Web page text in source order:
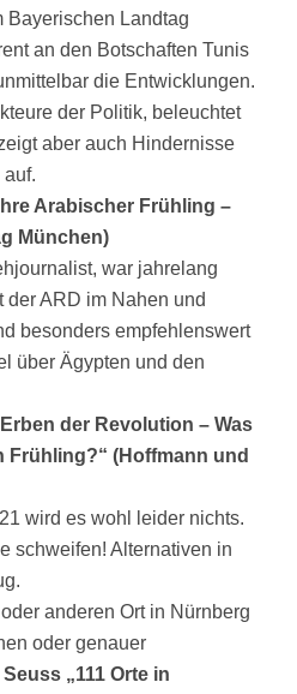
Bayerischen Landtag
an den Botschaften Tunis
die Entwicklungen.
der Politik, beleuchtet
aber auch Hindernisse
Arabischer Frühling –
München)
war jahrelang
ARD im Nahen und
besonders empfehlenswert
über Ägypten und den
der Revolution – Was
Frühling?“(Hoffmann und
wird es wohl leider nichts.
schweifen! Alternativen in
anderen Ort in Nürnberg
oder genauer
„111 Orte in